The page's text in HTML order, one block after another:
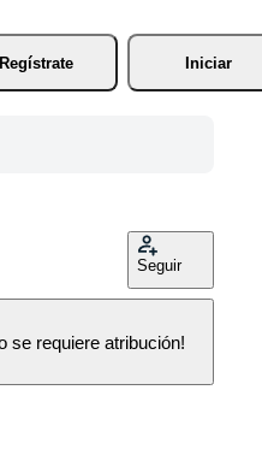
Regístrate
Iniciar
Seguir
se requiere atribución!